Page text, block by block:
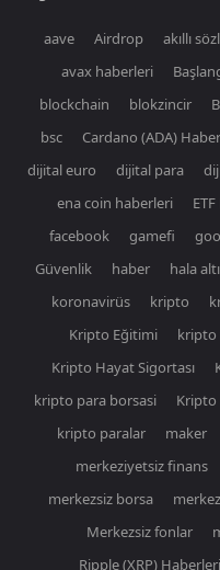
aave Airdrop akıllı
avax haberleri
blockchain
blokzincir
bsc
Cardano (ADA)
dijital euro
dijital para
ena coin haberleri
facebook
gamefi
Güvenlik
haber hala
koronavirüs
kripto
Kripto Eğitimi
kripto
Kripto Hayat Sigortası
kripto para borsasi
Kripto
kripto paralar
maker
merkeziyetsiz finans
merkezsiz borsa
Merkezsiz fonlar
Ripple (XRP) Haberleri